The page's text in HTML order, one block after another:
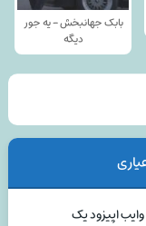
بابک جهانبخش - یه جور
دیگه
اپیزود یک